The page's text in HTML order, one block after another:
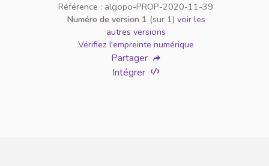
Référence : algopo-PROP-2020-11-39
Numéro de version 1 (sur 1) voir les
autres versions
Vérifiez l'empreinte numérique
Partager
Intégrer